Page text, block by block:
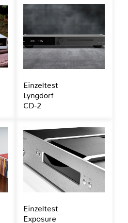
Einzeltest
Lyngdorf
CD-2
Einzeltest
Exposure